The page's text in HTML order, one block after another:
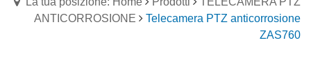
ANTICORROSIONE
Telecamera PTZ anticorrosione
ZAS760